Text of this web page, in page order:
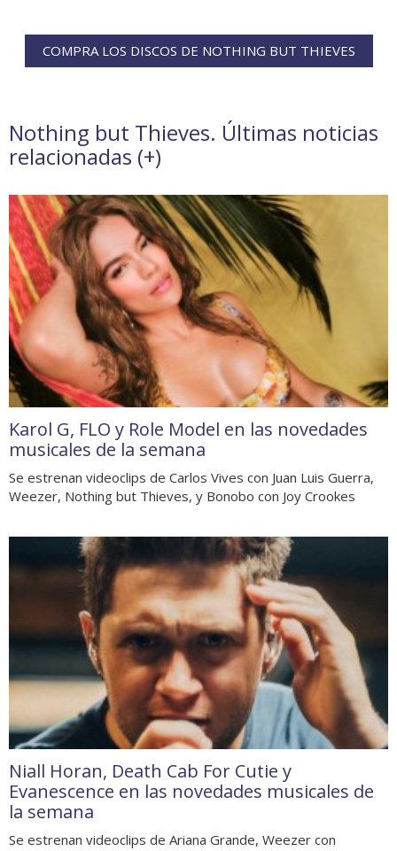
COMPRA LOS DISCOS DE NOTHING BUT THIEVES
Nothing but Thieves. Últimas noticias
relacionadas (+)
Karol G, FLO y Role Model en las novedades
musicales de la semana
Se estrenan videoclips de Carlos Vives con Juan Luis Guerra,
Weezer, Nothing but Thieves, y Bonobo con Joy Crookes
Niall Horan, Death Cab For Cutie y
Evanescence en las novedades musicales de
la semana
Se estrenan videoclips de Ariana Grande, Weezer con